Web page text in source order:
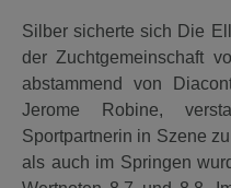
Silber sicherte sich Die
der Zuchtgemeinschaft
abstammend von
Jerome Robine,
Sportpartnerin in Szene
als auch im Springen